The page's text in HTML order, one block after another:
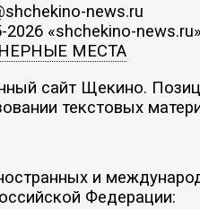
news.ru
«shchekino-news.ru»
МЕСТА
сайт Щекино.
текстовых
и
Федерации: